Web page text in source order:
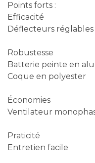
Points forts :
Efficacité
Déflecteurs réglables
Robustesse
Batterie peinte en
Coque en polyester
Économies
Ventilateur
Praticité
Entretien facile